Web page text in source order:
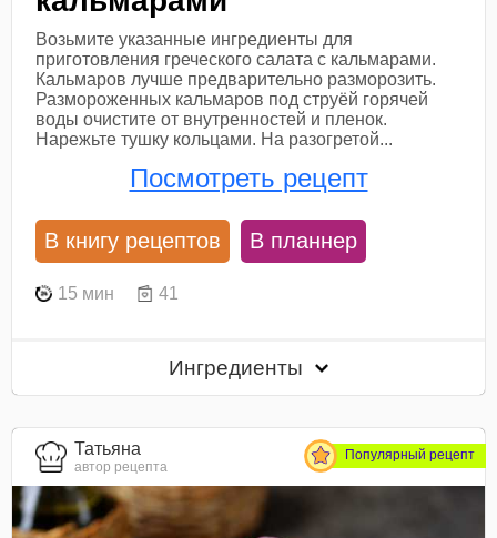
Возьмите указанные ингредиенты для
приготовления греческого салата с кальмарами.
Кальмаров лучше предварительно разморозить.
Размороженных кальмаров под струёй горячей
воды очистите от внутренностей и пленок.
Нарежьте тушку кольцами. На разогретой...
Посмотреть рецепт
В книгу рецептов В планнер
15 мин 41
Ингредиенты
Татьяна
автор рецепта
Популярный рецепт